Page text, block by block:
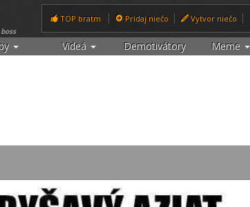
TOP bratm Pridaj niečo Vytvor niečo
Videá Demotivátory Meme